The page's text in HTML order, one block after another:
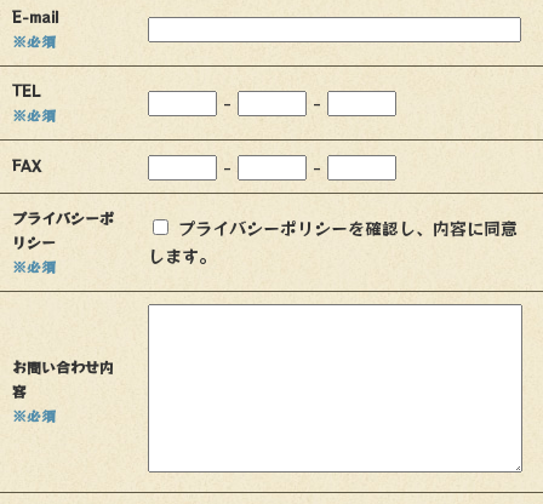
E-mail
※必須
TEL
※必須
- -
FAX - -
プライバシーポ
リシー
※必須
プライバシーポリシーを確認し、内容に同意
します。
お問い合わせ内
容
※必須